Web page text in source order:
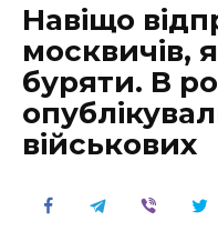
Навіщо
москвичів,
буряти. В
військових